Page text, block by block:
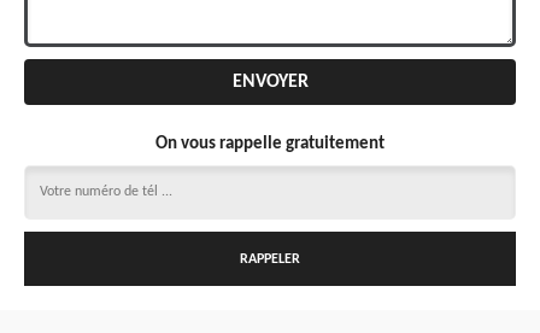
On vous rappelle gratuitement